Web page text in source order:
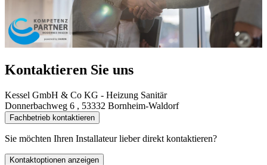
Kontaktieren Sie uns
Kessel GmbH & Co KG - Heizung Sanitär
Donnerbachweg 6 , 53332 Bornheim-Waldorf
Fachbetrieb kontaktieren
Sie möchten Ihren Installateur lieber direkt kontaktieren?
Kontaktoptionen anzeigen